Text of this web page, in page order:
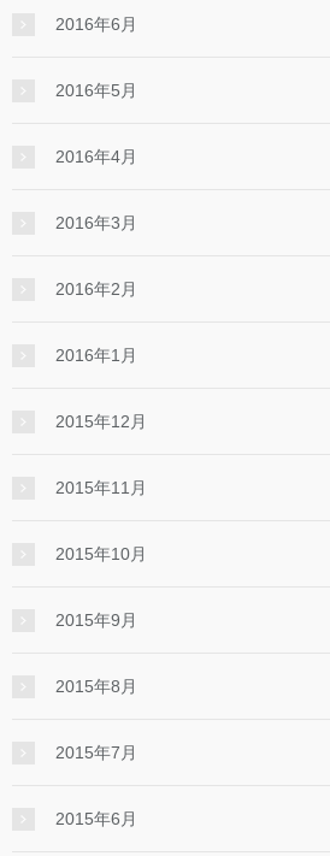
2016年6月
2016年5月
2016年4月
2016年3月
2016年2月
2016年1月
2015年12月
2015年11月
2015年10月
2015年9月
2015年8月
2015年7月
2015年6月